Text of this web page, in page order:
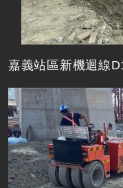
嘉義站區新機迴線